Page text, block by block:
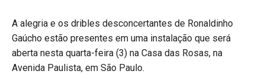
A alegria e os dribles desconcertantes de Ronaldinho
Gaúcho estão presentes em uma instalação que será
aberta nesta quarta-feira (3) na Casa das Rosas, na
Avenida Paulista, em São Paulo.